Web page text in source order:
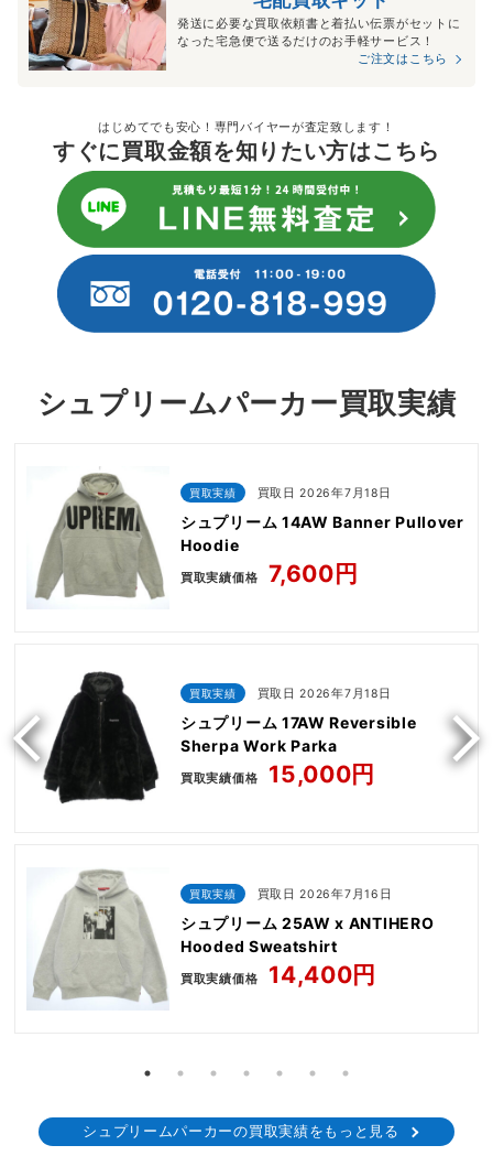
発送に必要な買取依頼書と着払い伝票がセットに
なった宅急便で送るだけのお手軽サービス！
ご注文はこちら
はじめてでも安心！専門バイヤーが査定致します！
すぐに買取金額を知りたい方はこちら
シュプリームパーカー買取実績
買取実績 買取日 2026年7月18日
シュプリーム 14AW Banner Pullover
Hoodie
買取実績価格 7,600円
買取実績 買取日 2026年7月18日
シュプリーム 17AW Reversible
Sherpa Work Parka
買取実績価格 15,000円
買取実績 買取日 2026年7月16日
シュプリーム 25AW x ANTIHERO
Hooded Sweatshirt
買取実績価格 14,400円
シュプリームパーカーの買取実績をもっと見る